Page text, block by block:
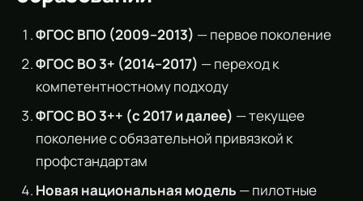
ФГОС ВПО (2009–2013) — первое поколение
ФГОС ВО 3+ (2014–2017) — переход к
компетентностному подходу
ФГОС ВО 3++ (с 2017 и далее) — текущее
поколение с обязательной привязкой к
профстандартам
Новая национальная модель — пилотные